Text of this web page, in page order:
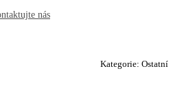
nás
Kategorie: Ostatní